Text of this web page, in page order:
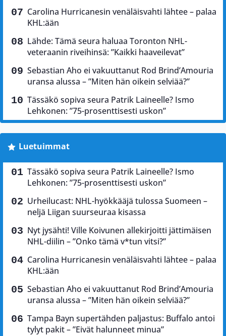
Carolina Hurricanesin venäläisvahti lähtee – palaa
KHL:ään
Lähde: Tämä seura haluaa Toronton NHL-
veteraanin riveihinsä: ”Kaikki haaveilevat”
Sebastian Aho ei vakuuttanut Rod Brind’Amouria
uransa alussa – ”Miten hän oikein selviää?”
Tässäkö sopiva seura Patrik Laineelle? Ismo
Lehkonen: ”75-prosenttisesti uskon”
Luetuimmat
Tässäkö sopiva seura Patrik Laineelle? Ismo
Lehkonen: ”75-prosenttisesti uskon”
Urheilucast: NHL-hyökkääjä tulossa Suomeen –
neljä Liigan suurseuraa kisassa
Nyt jysähti! Ville Koivunen allekirjoitti jättimäisen
NHL-diilin – ”Onko tämä v*tun vitsi?”
Carolina Hurricanesin venäläisvahti lähtee – palaa
KHL:ään
Sebastian Aho ei vakuuttanut Rod Brind’Amouria
uransa alussa – ”Miten hän oikein selviää?”
Tampa Bayn supertähden paljastus: Buffalo antoi
tylyt pakit – ”Eivät halunneet minua”